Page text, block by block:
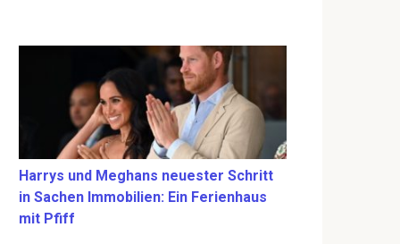
Harrys und Meghans neuester Schritt
in Sachen Immobilien: Ein Ferienhaus
mit Pfiff